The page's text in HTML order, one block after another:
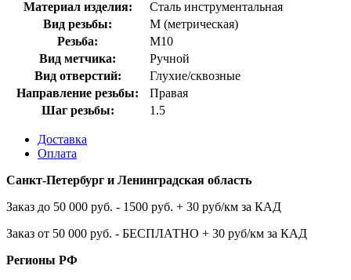
Материал изделия:
Сталь инструментальная
Вид резьбы:
M (метрическая)
Резьба:
М10
Вид метчика:
Ручной
Вид отверстий:
Глухие/сквозные
Направление резьбы:
Правая
Шаг резьбы:
1.5
Доставка
Оплата
Санкт-Петербург и Ленинградская область
Заказ до 50 000 руб. - 1500 руб. + 30 руб/км за КАД
Заказ от 50 000 руб. - БЕСПЛАТНО + 30 руб/км за КАД
Регионы РФ